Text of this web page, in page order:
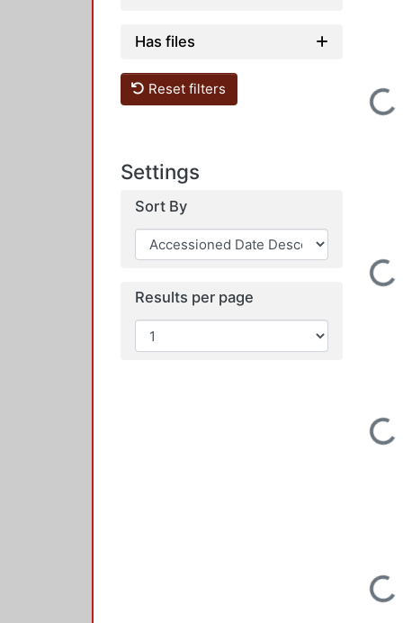
Has files
Reset filters
Settings
Sort By
Results per page
Loading...
Loading...
Loading...
Loading...